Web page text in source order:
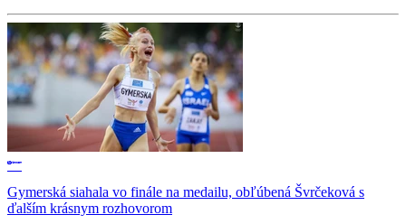
Gymerská siahala vo finále na medailu, obľúbená Švrčeková s
ďalším krásnym rozhovorom